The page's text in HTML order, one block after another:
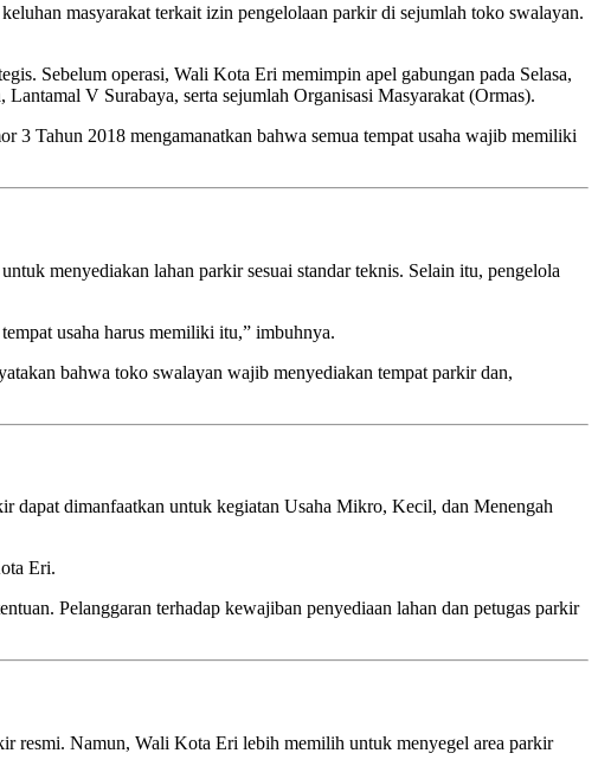
masyarakat terkait izin pengelolaan parkir di sejumlah toko swalayan.
Sebelum operasi, Wali Kota Eri memimpin apel gabungan pada Selasa,
V Surabaya, serta sejumlah Organisasi Masyarakat (Ormas).
Tahun 2018 mengamanatkan bahwa semua tempat usaha wajib memiliki
menyediakan lahan parkir sesuai standar teknis. Selain itu, pengelola
usaha harus memiliki itu,” imbuhnya.
bahwa toko swalayan wajib menyediakan tempat parkir dan,
dapat dimanfaatkan untuk kegiatan Usaha Mikro, Kecil, dan Menengah
Eri.
Pelanggaran terhadap kewajiban penyediaan lahan dan petugas parkir
resmi. Namun, Wali Kota Eri lebih memilih untuk menyegel area parkir